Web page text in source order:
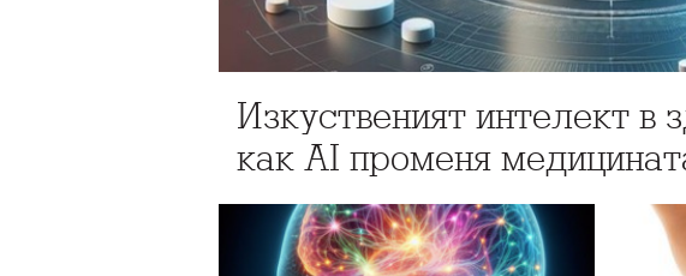
Изкуственият интелект в
как AI променя